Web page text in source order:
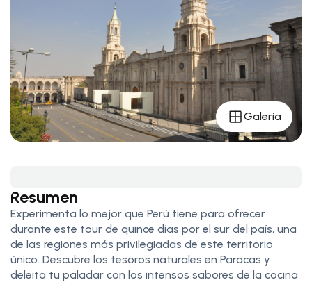
Galería
Resumen
Experimenta lo mejor que Perú tiene para ofrecer
durante este tour de quince días por el sur del país, una
de las regiones más privilegiadas de este territorio
único. Descubre los tesoros naturales en Paracas y
deleita tu paladar con los intensos sabores de la cocina